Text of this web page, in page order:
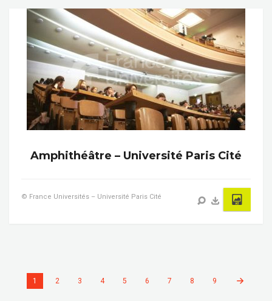
Amphithéâtre – Université Paris Cité
© France Universités – Université Paris Cité
1 2 3 4 5 6 7 8 9